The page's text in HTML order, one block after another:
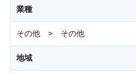
業種
その他 > その他
地域